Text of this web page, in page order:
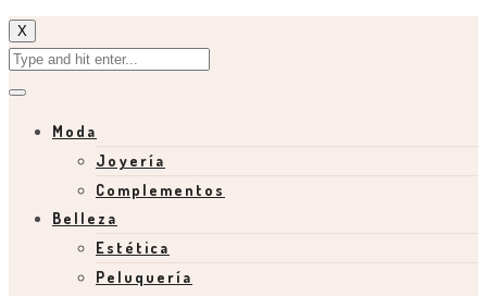
X
Moda
Joyería
Complementos
Belleza
Estética
Peluquería